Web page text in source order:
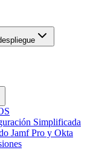
Simplificada
Jamf Pro y Okta